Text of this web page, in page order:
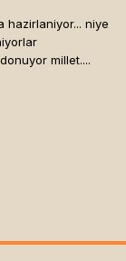
hazirlaniyor... niye
millet....